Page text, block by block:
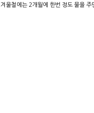
겨울철에는 2개월에 한번 정도 물을 주